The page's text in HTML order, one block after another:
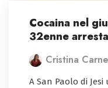
Cocaina nel
32enne
Cristina
A San Paolo di